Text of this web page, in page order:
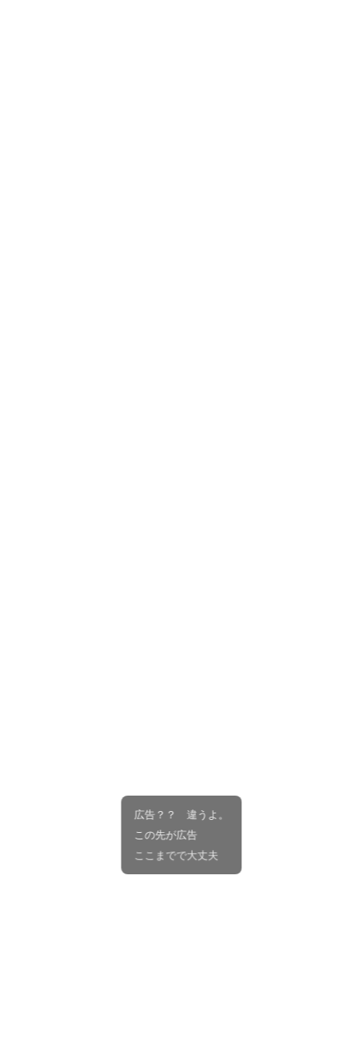
広告？？ 違うよ。
この先が広告
ここまでで大丈夫